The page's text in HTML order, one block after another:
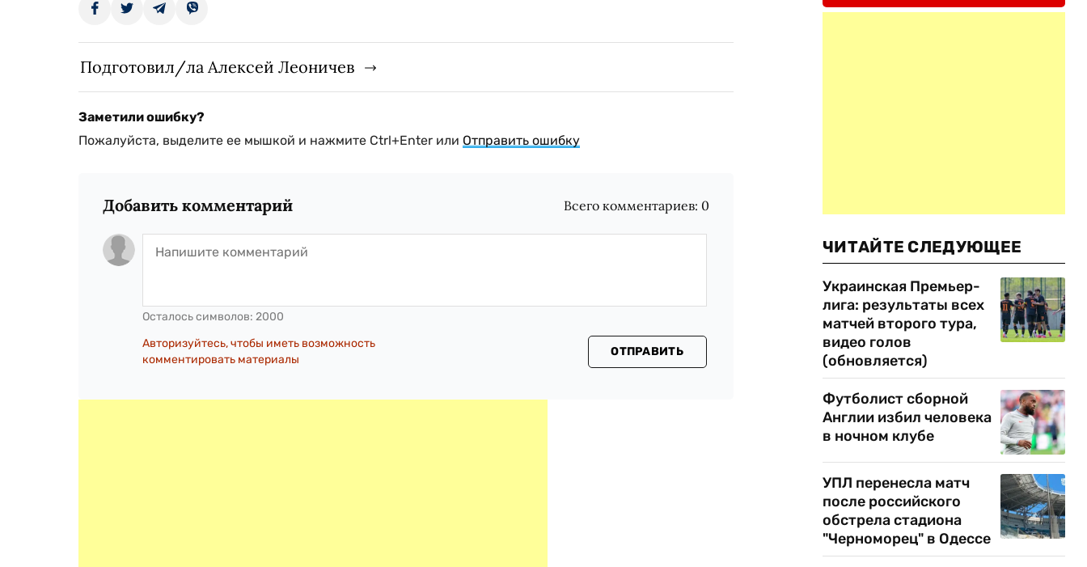
Подготовил/ла Алексей Леоничев
Заметили ошибку?
Пожалуйста, выделите ее мышкой и нажмите Ctrl+Enter или Отправить ошибку
Добавить комментарий Всего комментариев: 0
Осталось символов: 2000
Авторизуйтесь, чтобы иметь возможность
комментировать материалы
ОТПРАВИТЬ
ЧИТАЙТЕ СЛЕДУЮЩЕЕ
Украинская Премьер-
лига: результаты всех
матчей второго тура,
видео голов
(обновляется)
Футболист сборной
Англии избил человека
в ночном клубе
УПЛ перенесла матч
после российского
обстрела стадиона
"Черноморец" в Одессе